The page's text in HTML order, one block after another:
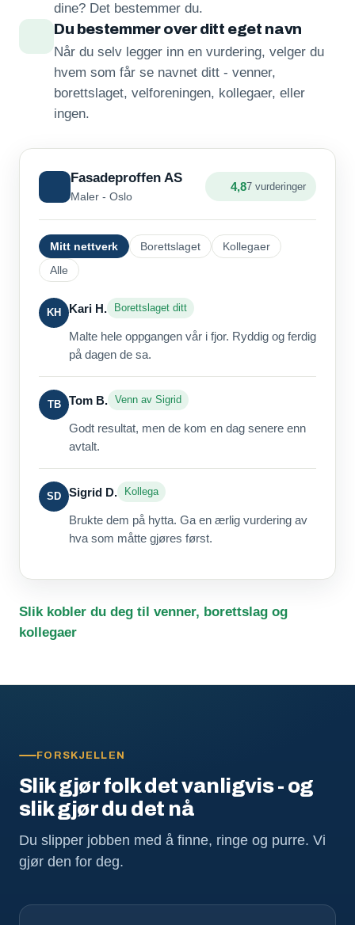
dine? Det bestemmer du.
Du bestemmer over ditt eget navn
Når du selv legger inn en vurdering, velger du
hvem som får se navnet ditt - venner,
borettslaget, velforeningen, kollegaer, eller
ingen.
Fasadeproffen AS
Maler - Oslo
4,87 vurderinger
Mitt nettverk Borettslaget
Kollegaer
Alle
KH Kari H. Borettslaget ditt
Malte hele oppgangen vår i fjor. Ryddig og ferdig
på dagen de sa.
TB Tom B. Venn av Sigrid
Godt resultat, men de kom en dag senere enn
avtalt.
SD Sigrid D. Kollega
Brukte dem på hytta. Ga en ærlig vurdering av
hva som måtte gjøres først.
Slik kobler du deg til venner, borettslag og
kollegaer
FORSKJELLEN
Slik gjør folk det vanligvis - og
slik gjør du det nå
Du slipper jobben med å finne, ringe og purre. Vi
gjør den for deg.